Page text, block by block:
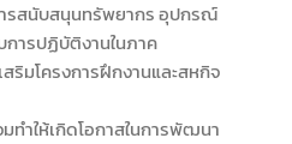
รสนับสนุนทรัพยากร อุปกรณ์
การปฏิบัติงานในภาค
ริมโครงการฝึกงานและสหกิจ
ทำให้เกิดโอกาสในการพัฒนา